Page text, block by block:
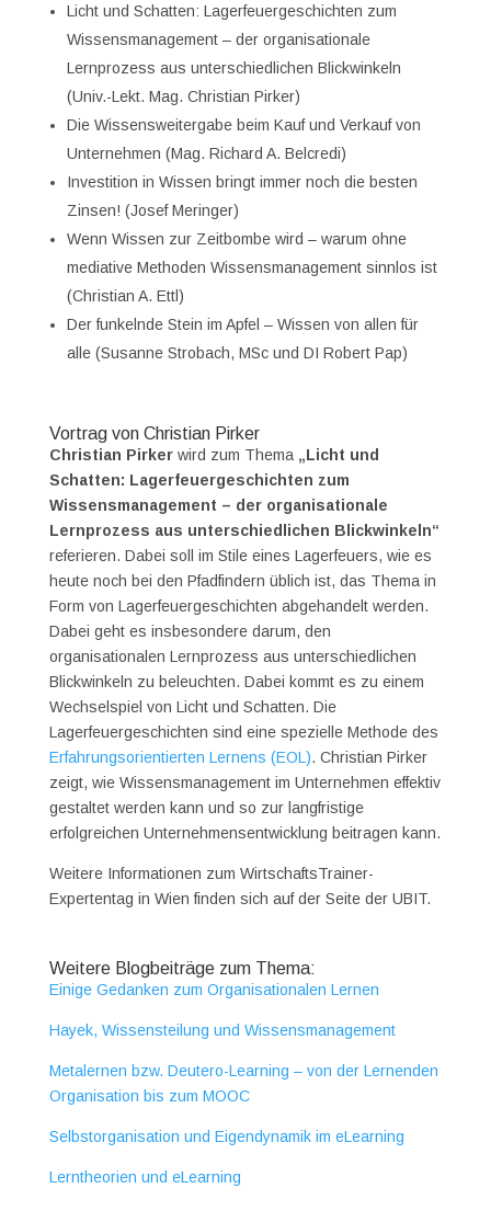
Licht und Schatten: Lagerfeuergeschichten zum
Wissensmanagement – der organisationale
Lernprozess aus unterschiedlichen Blickwinkeln
(Univ.-Lekt. Mag. Christian Pirker)
Die Wissensweitergabe beim Kauf und Verkauf von
Unternehmen (Mag. Richard A. Belcredi)
Investition in Wissen bringt immer noch die besten
Zinsen! (Josef Meringer)
Wenn Wissen zur Zeitbombe wird – warum ohne
mediative Methoden Wissensmanagement sinnlos ist
(Christian A. Ettl)
Der funkelnde Stein im Apfel – Wissen von allen für
alle (Susanne Strobach, MSc und DI Robert Pap)
Vortrag von Christian Pirker
Christian Pirkerwird zum Thema „Licht und
Schatten: Lagerfeuergeschichten zum
Wissensmanagement – der organisationale
Lernprozess aus unterschiedlichen Blickwinkeln“
referieren. Dabei soll im Stile eines Lagerfeuers, wie es
heute noch bei den Pfadfindern üblich ist, das Thema in
Form von Lagerfeuergeschichten abgehandelt werden.
Dabei geht es insbesondere darum, den
organisationalen Lernprozess aus unterschiedlichen
Blickwinkeln zu beleuchten. Dabei kommt es zu einem
Wechselspiel von Licht und Schatten. Die
Lagerfeuergeschichten sind eine spezielle Methode des
Erfahrungsorientierten Lernens (EOL). Christian Pirker
zeigt, wie Wissensmanagement im Unternehmen effektiv
gestaltet werden kann und so zur langfristige
erfolgreichen Unternehmensentwicklung beitragen kann.
Weitere Informationen zum WirtschaftsTrainer-
Expertentag in Wien finden sich auf der Seite der UBIT.
Weitere Blogbeiträge zum Thema:
Einige Gedanken zum Organisationalen Lernen
Hayek, Wissensteilung und Wissensmanagement
Metalernen bzw. Deutero-Learning – von der Lernenden
Organisation bis zum MOOC
Selbstorganisation und Eigendynamik im eLearning
Lerntheorien und eLearning